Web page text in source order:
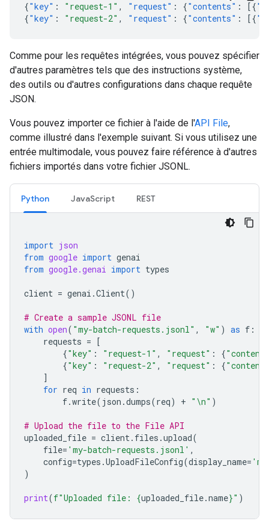
{"key" : "request-1" , "request" : {"contents" : [{
{"key" : "request-2" , "request" : {"contents" : [{
Comme pour les requêtes intégrées, vous pouvez spécifier
d'autres paramètres tels que des instructions système,
des outils ou d'autres configurations dans chaque requête
JSON.
Vous pouvez importer ce fichier à l'aide de l'API File,
comme illustré dans l'exemple suivant. Si vous utilisez une
entrée multimodale, vous pouvez faire référence à d'autres
fichiers importés dans votre fichier JSONL.
Python JavaScript REST
import json
from google import genai
from google.genai import types
client = genai .Client()
# Create a sample JSONL file
with open( "my-batch-requests.jsonl" , "w" ) as f :
requests = [
{"key" : "request-1" , "request" : {
{"key" : "request-2" , "request" : {
]
for req in requests :
f.write( json .dumps(req) + " \n" )
# Upload the file to the File API
uploaded_file = client. files .upload(
file= 'my-batch-requests.jsonl' ,
config=types .UploadFileConfig(display_name=
)
print(f"Uploaded file: {uploaded_file.name}" )